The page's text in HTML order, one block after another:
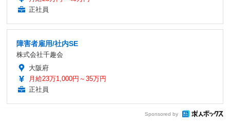
正社員
障害者雇用/社内SE
株式会社千趣会
大阪府
月給23万1,000円～35万円
正社員
Sponsored by